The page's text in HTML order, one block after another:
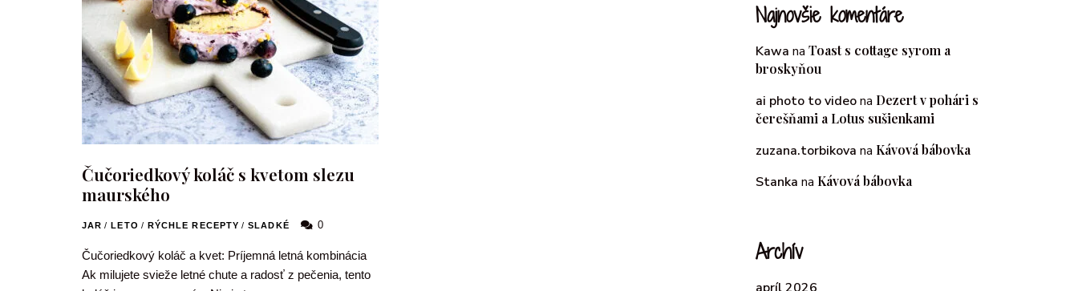
Čučoriedkový koláč s kvetom slezu
maurského
JAR / LETO / RÝCHLE RECEPTY / SLADKÉ 0
Čučoriedkový koláč a kvet: Príjemná letná kombinácia
Ak milujete svieže letné chute a radosť z pečenia, tento
Najnovšie komentáre
Kawa na Toast s cottage syrom a
broskyňou
ai photo to videona Dezert v pohári s
čerešňami a Lotus sušienkami
zuzana.torbikova na Kávová bábovka
Stanka na Kávová bábovka
Archív